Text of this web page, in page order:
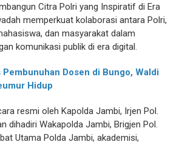
Citra Polri yang Inspiratif di Era
memperkuat kolaborasi antara Polri,
dan masyarakat dalam
komunikasi publik di era digital.
Pembunuhan Dosen di Bungo, Waldi
Hidup
resmi oleh Kapolda Jambi, Irjen Pol.
dihadiri Wakapolda Jambi, Brigjen Pol.
Utama Polda Jambi, akademisi,